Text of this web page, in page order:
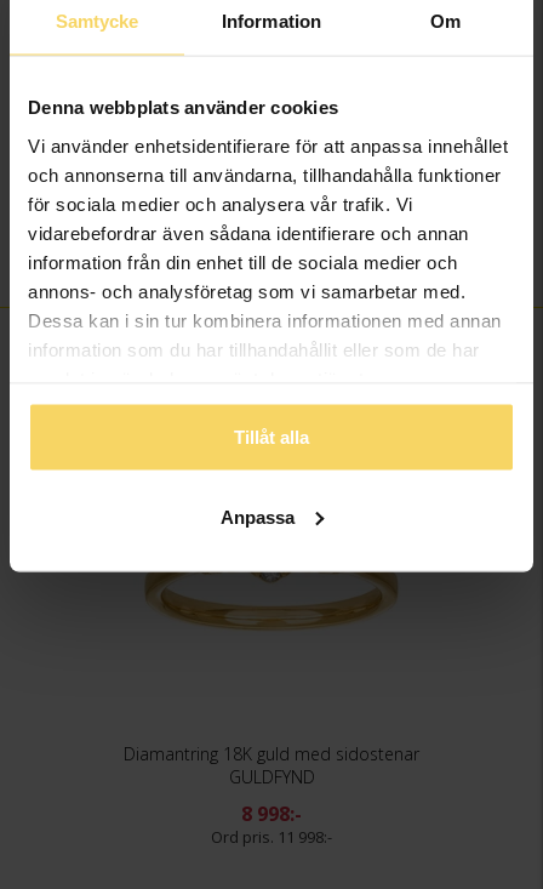
Samtycke Information Om
Denna webbplats använder cookies
Vi använder enhetsidentifierare för att anpassa innehållet
och annonserna till användarna, tillhandahålla funktioner
för sociala medier och analysera vår trafik. Vi
vidarebefordrar även sådana identifierare och annan
information från din enhet till de sociala medier och
annons- och analysföretag som vi samarbetar med.
Dessa kan i sin tur kombinera informationen med annan
information som du har tillhandahållit eller som de har
Tillåt alla
Anpassa
Ädelmetall
18K Gold
Antal diamanter
11
Diamantfärg
Wesselton (H)
Diamantklarhet
P
Vikt ca (gram)
1,80
Total carat
0,28
FINNS OCKSÅ SOM
Diamantring 18K guld med sidostenar
GULDFYND
8 998:-
11 998:-